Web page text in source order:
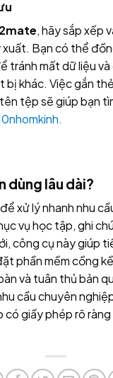
, hãy sắp xếp
Bạn có thể
tránh mất dữ liệu và
bị khác. Việc gắn
tệp sẽ giúp bạn
dùng lâu dài?
xử lý nhanh nhu
vụ học tập, ghi
công cụ này giúp
phần mềm cồng
và tuân thủ bản
cầu chuyên
có giấy phép rõ